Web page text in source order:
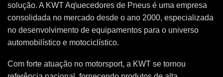
solução. A KWT Aq\uecedores de Pneus é uma empresa
consolidada no mercado desde o ano 2000, especializada
no desenvolvimento de equipamentos para o universo
automobilístico e motociclístico.
Com forte atuação no motorsport, a KWT se tornou